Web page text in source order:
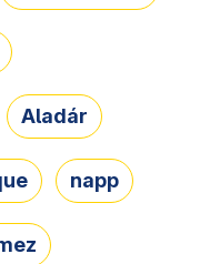
Aladár
napp